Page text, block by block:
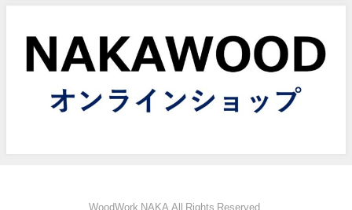
WoodWork NAKA All Rights Reserved.